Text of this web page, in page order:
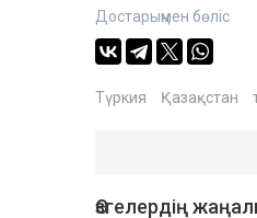
Достарыңмен бөліс
Түркия Қазақстан